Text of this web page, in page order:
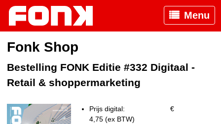
Menu
Fonk Shop
Bestelling FONK Editie #332 Digitaal -
Retail & shoppermarketing
Prijs digital:
€
4,75 (ex BTW)